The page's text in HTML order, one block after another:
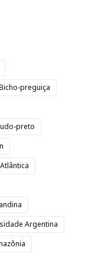
preguiça
preto
Argentina